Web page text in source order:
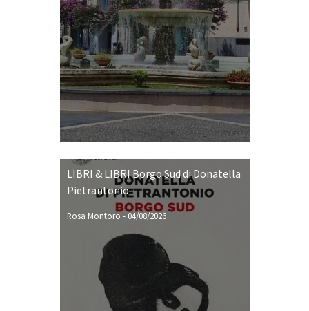
LIBRI & LIBRI Borgo Sud di Donatella
Pietrantonio
Rosa Montoro-04/08/2026